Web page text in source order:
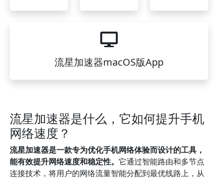
流星加速器macOS版App
流星加速器是什么，它如何提升手机
网络速度？
流星加速器是一款专为优化手机网络体验而设计的工具，
能有效提升网络速度和稳定性。 它通过智能路由和多节点
连接技术，将用户的网络流量智能分配到最优线路上，从